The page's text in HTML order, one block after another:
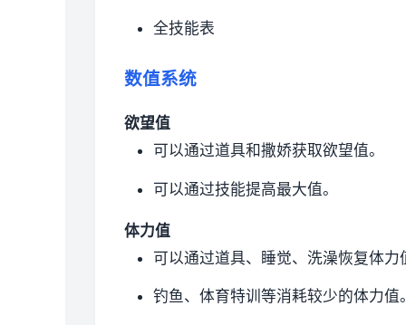
全技能表
数值系统
欲望值
可以通过道具和撒娇获取欲望值。
可以通过技能提高最大值。
体力值
可以通过道具、睡觉、洗澡恢复体力
钓鱼、体育特训等消耗较少的体力值